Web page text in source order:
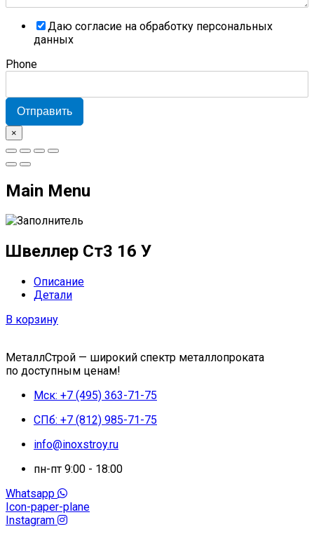
Даю согласие на обработку персональных
данных
Phone
Отправить
×
Main Menu
Швеллер Ст3 16 У
Описание
Детали
В корзину
МеталлСтрой — широкий спектр металлопроката
по доступным ценам!
Мск: +7 (495) 363-71-75
СПб: +7 (812) 985-71-75
info@inoxstroy.ru
пн-пт 9:00 - 18:00
Whatsapp
Icon-paper-plane
Instagram